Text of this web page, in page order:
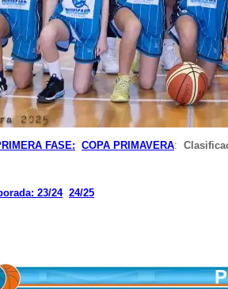
FASE: COPA PRIMAVERA:
23/24 24/25